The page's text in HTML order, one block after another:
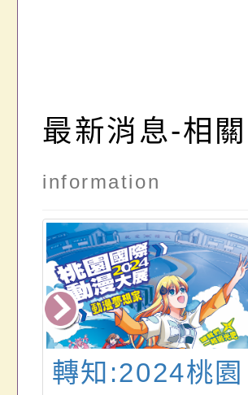
最新消息-相
information
轉知:2024桃園